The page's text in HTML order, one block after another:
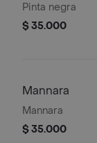
Pinta negra
$ 35.000
Mannara
Mannara
$ 35.000